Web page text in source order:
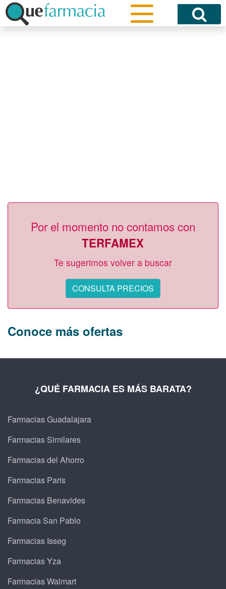
Por el momento no contamos con
TERFAMEX
Te sugerimos volver a buscar
CONSULTA PRECIOS
Conoce más ofertas
¿QUÉ FARMACIA ES MÁS BARATA?
Farmacias Guadalajara
Farmacias Similares
Farmacias del Ahorro
Farmacias Paris
Farmacias Benavides
Farmacia San Pablo
Farmacias Isseg
Farmacias Yza
Farmacias Walmart